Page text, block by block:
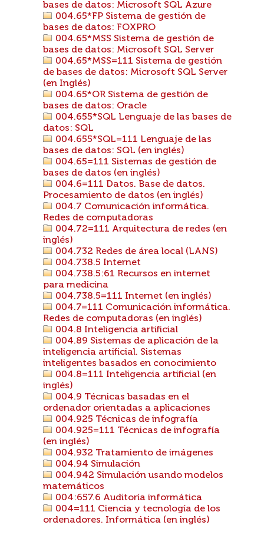
bases de datos: Microsoft SQL Azure
004.65*FP Sistema de gestión de
bases de datos: FOXPRO
004.65*MSS Sistema de gestión de
bases de datos: Microsoft SQL Server
004.65*MSS=111 Sistema de gestión
de bases de datos: Microsoft SQL Server
(en Inglés)
004.65*OR Sistema de gestión de
bases de datos: Oracle
004.655*SQL Lenguaje de las bases de
datos: SQL
004.655*SQL=111 Lenguaje de las
bases de datos: SQL (en inglés)
004.65=111 Sistemas de gestión de
bases de datos (en inglés)
004.6=111 Datos. Base de datos.
Procesamiento de datos (en inglés)
004.7 Comunicación informática.
Redes de computadoras
004.72=111 Arquitectura de redes (en
inglés)
004.732 Redes de área local (LANS)
004.738.5 Internet
004.738.5:61 Recursos en internet
para medicina
004.738.5=111 Internet (en inglés)
004.7=111 Comunicación informática.
Redes de computadoras (en inglés)
004.8 Inteligencia artificial
004.89 Sistemas de aplicación de la
inteligencia artificial. Sistemas
inteligentes basados en conocimiento
004.8=111 Inteligencia artificial (en
inglés)
004.9 Técnicas basadas en el
ordenador orientadas a aplicaciones
004.925 Técnicas de infografía
004.925=111 Técnicas de infografía
(en inglés)
004.932 Tratamiento de imágenes
004.94 Simulación
004.942 Simulación usando modelos
matemáticos
004:657.6 Auditoría informática
004=111 Ciencia y tecnología de los
ordenadores. Informática (en inglés)